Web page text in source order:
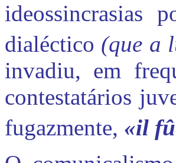
ideossincrasias
dialéctico (que a
invadiu, em
contestatários
fugazmente, «il